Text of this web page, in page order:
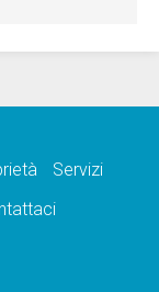
Servizi